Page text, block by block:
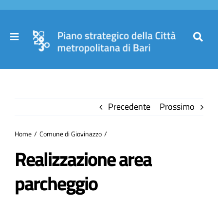
Salta
contenuto
Toggle
Partecipa
Precedente Prossimo
Home Comune di Giovinazzo
Realizzazione area
parcheggio